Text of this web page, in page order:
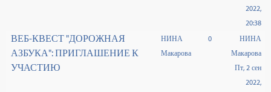
2022,
20:38
ВЕБ-КВЕСТ "ДОРОЖНАЯ
АЗБУКА": ПРИГЛАШЕНИЕ К
УЧАСТИЮ
НИНА
Макарова
0
НИНА
Макарова
Пт, 2 сен
2022,